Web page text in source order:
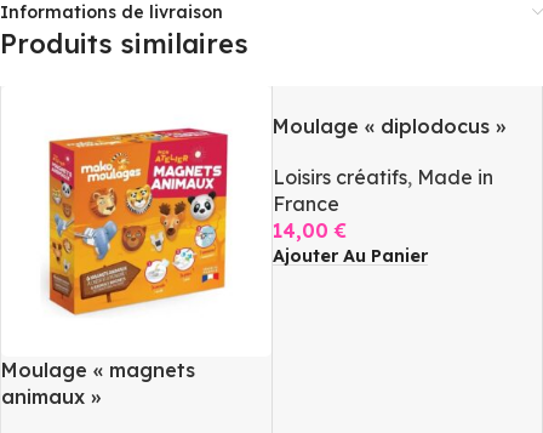
Informations de livraison
Produits similaires
Moulage « magnets
animaux »
Moulage « diplodocus »
Loisirs créatifs, Made in
France
14,00€
Ajouter Au Panier